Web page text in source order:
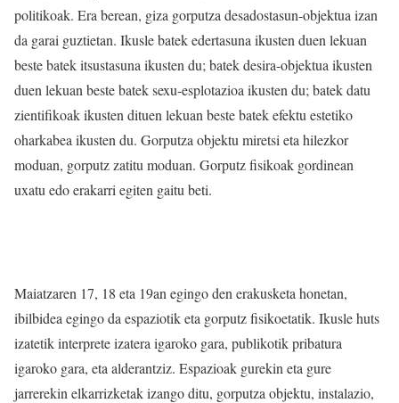
politikoak. Era berean, giza gorputza desadostasun-objektua izan
da garai guztietan. Ikusle batek edertasuna ikusten duen lekuan
beste batek itsustasuna ikusten du; batek desira-objektua ikusten
duen lekuan beste batek sexu-esplotazioa ikusten du; batek datu
zientifikoak ikusten dituen lekuan beste batek efektu estetiko
oharkabea ikusten du. Gorputza objektu miretsi eta hilezkor
moduan, gorputz zatitu moduan. Gorputz fisikoak gordinean
uxatu edo erakarri egiten gaitu beti.
Maiatzaren 17, 18 eta 19an egingo den erakusketa honetan,
ibilbidea egingo da espaziotik eta gorputz fisikoetatik. Ikusle huts
izatetik interprete izatera igaroko gara, publikotik pribatura
igaroko gara, eta alderantziz. Espazioak gurekin eta gure
jarrerekin elkarrizketak izango ditu, gorputza objektu, instalazio,